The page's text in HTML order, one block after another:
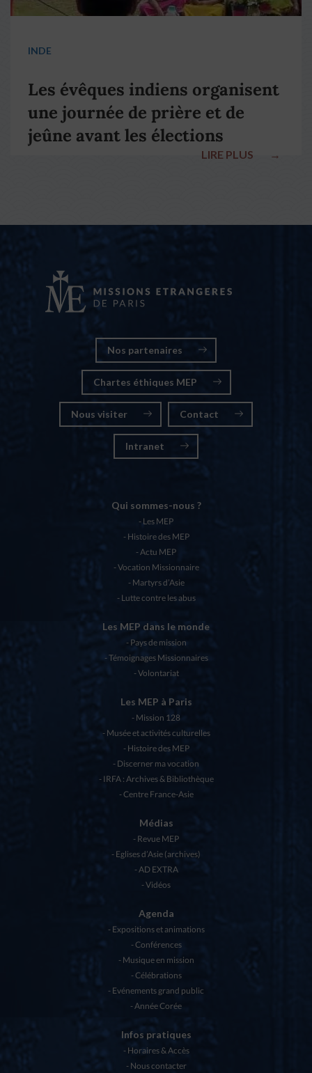
INDE
Les évêques indiens organisent
une journée de prière et de
jeûne avant les élections
LIRE PLUS →
Nos partenaires
Chartes éthiques MEP
Nous visiter Contact
Intranet
Qui sommes-nous ?
Les MEP
Histoire des MEP
Actu MEP
Vocation Missionnaire
Martyrs d’Asie
Lutte contre les abus
Les MEP dans le monde
Pays de mission
Témoignages Missionnaires
Volontariat
Les MEP à Paris
Mission 128
Musée et activités culturelles
Histoire des MEP
Discerner ma vocation
IRFA : Archives & Bibliothèque
Centre France-Asie
Médias
Revue MEP
Eglises d’Asie (archives)
AD EXTRA
Vidéos
Agenda
Expositions et animations
Conférences
Musique en mission
Célébrations
Evénements grand public
Année Corée
Infos pratiques
Horaires & Accès
Nous contacter